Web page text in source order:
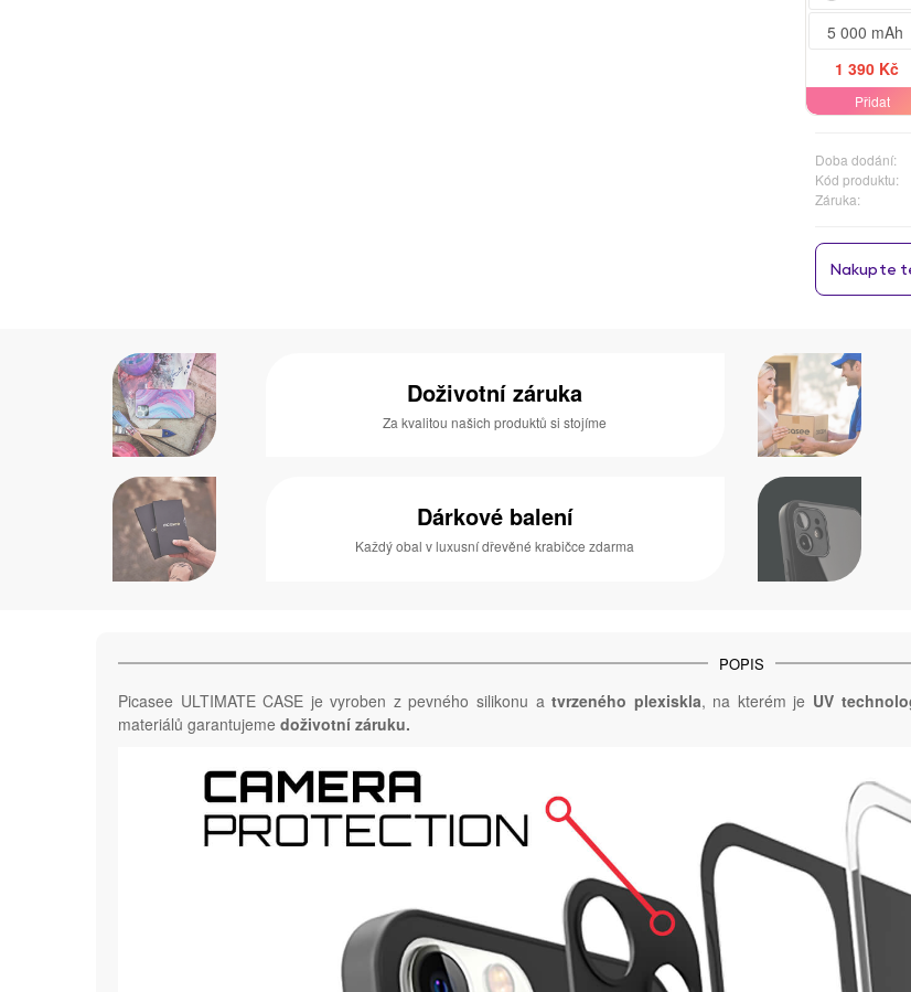
1 390 Kč
Přidat
Doba dodání:
Kód produktu:
Záruka:
Doživotní záruka
Za kvalitou našich produktů si stojíme
Dárkové balení
Každý obal v luxusní dřevěné krabičce zdarma
POPIS
Picasee ULTIMATE CASE je vyroben z pevného silikonu atvrzeného plexiskla, na kterém je UV
materiálů garantujeme doživotní záruku.